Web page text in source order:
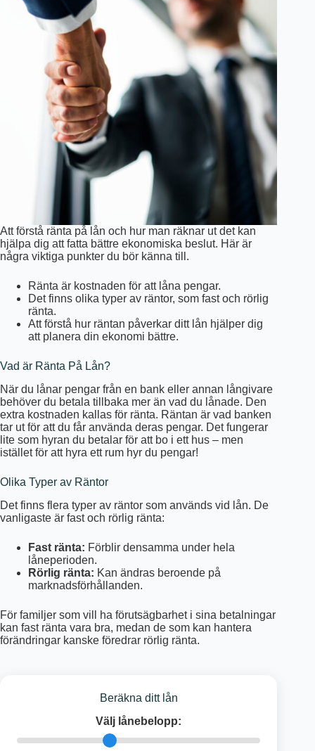
Att förstå ränta på lån och hur man räknar ut det kan
hjälpa dig att fatta bättre ekonomiska beslut. Här är
några viktiga punkter du bör känna till.
Ränta är kostnaden för att låna pengar.
Det finns olika typer av räntor, som fast och rörlig
ränta.
Att förstå hur räntan påverkar ditt lån hjälper dig
att planera din ekonomi bättre.
Vad är Ränta På Lån?
När du lånar pengar från en bank eller annan långivare
behöver du betala tillbaka mer än vad du lånade. Den
extra kostnaden kallas för ränta. Räntan är vad banken
tar ut för att du får använda deras pengar. Det fungerar
lite som hyran du betalar för att bo i ett hus – men
istället för att hyra ett rum hyr du pengar!
Olika Typer av Räntor
Det finns flera typer av räntor som används vid lån. De
vanligaste är fast och rörlig ränta:
Fast ränta: Förblir densamma under hela
låneperioden.
Rörlig ränta: Kan ändras beroende på
marknadsförhållanden.
För familjer som vill ha förutsägbarhet i sina betalningar
kan fast ränta vara bra, medan de som kan hantera
förändringar kanske föredrar rörlig ränta.
Beräkna ditt lån
Välj lånebelopp: